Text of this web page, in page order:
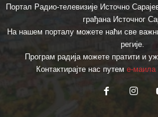
Портал Радио-телевизије Источно
грађана Источног
На нашем порталу можете наћи све
регије.
Програм радија можете пратити и
Контактирајте нас путем е-маила